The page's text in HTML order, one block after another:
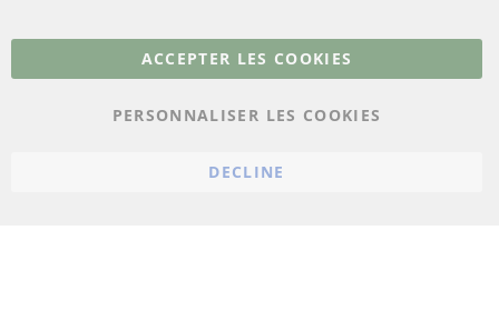
Plus de liens
Conditions générales
ACCEPTER LES COOKIES
PERSONNALISER LES COOKIES
DECLINE